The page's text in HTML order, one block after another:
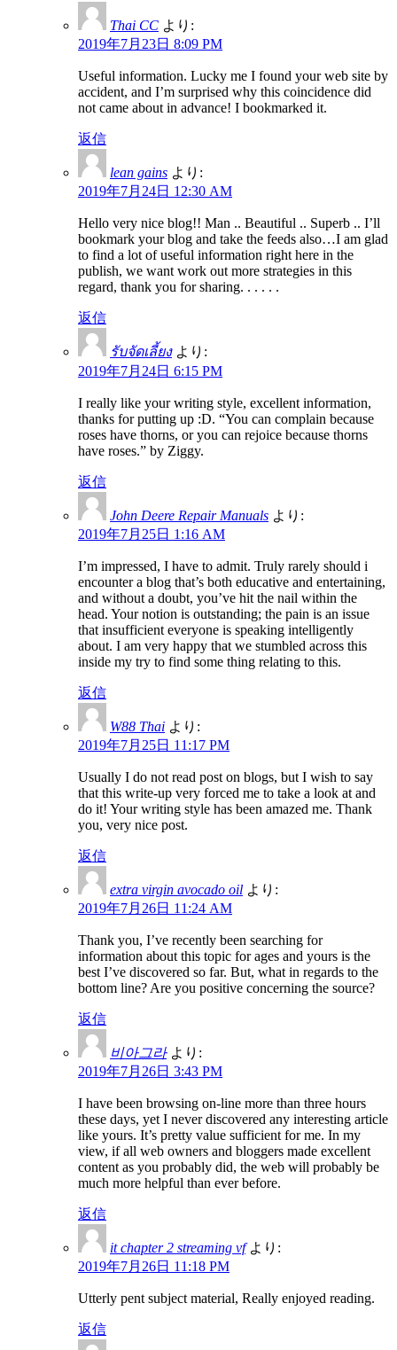
Thai CC より:
2019年7月23日 8:09 PM
Useful information. Lucky me I found your web site by
accident, and I’m surprised why this coincidence did
not came about in advance! I bookmarked it.
返信
lean gains より:
2019年7月24日 12:30 AM
Hello very nice blog!! Man .. Beautiful .. Superb .. I’ll
bookmark your blog and take the feeds also…I am glad
to find a lot of useful information right here in the
publish, we want work out more strategies in this
regard, thank you for sharing. . . . . .
返信
รับจัดเลี้ยง より:
2019年7月24日 6:15 PM
I really like your writing style, excellent information,
thanks for putting up :D. “You can complain because
roses have thorns, or you can rejoice because thorns
have roses.” by Ziggy.
返信
John Deere Repair Manuals より:
2019年7月25日 1:16 AM
I’m impressed, I have to admit. Truly rarely should i
encounter a blog that’s both educative and entertaining,
and without a doubt, you’ve hit the nail within the
head. Your notion is outstanding; the pain is an issue
that insufficient everyone is speaking intelligently
about. I am very happy that we stumbled across this
inside my try to find some thing relating to this.
返信
W88 Thai より:
2019年7月25日 11:17 PM
Usually I do not read post on blogs, but I wish to say
that this write-up very forced me to take a look at and
do it! Your writing style has been amazed me. Thank
you, very nice post.
返信
extra virgin avocado oil より:
2019年7月26日 11:24 AM
Thank you, I’ve recently been searching for
information about this topic for ages and yours is the
best I’ve discovered so far. But, what in regards to the
bottom line? Are you positive concerning the source?
返信
비아그라 より:
2019年7月26日 3:43 PM
I have been browsing on-line more than three hours
these days, yet I never discovered any interesting article
like yours. It’s pretty value sufficient for me. In my
view, if all web owners and bloggers made excellent
content as you probably did, the web will probably be
much more helpful than ever before.
返信
it chapter 2 streaming vf より:
2019年7月26日 11:18 PM
Utterly pent subject material, Really enjoyed reading.
返信